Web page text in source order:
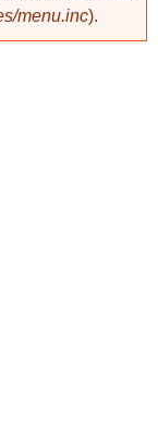
menu.inc).